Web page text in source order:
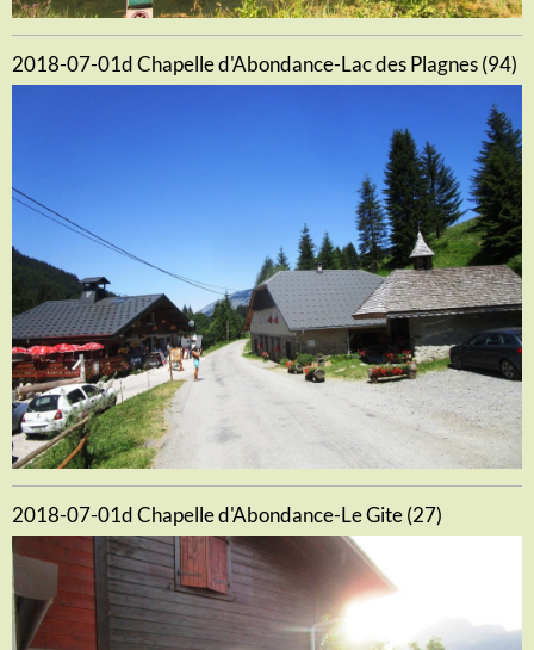
2018-07-01d Chapelle d'Abondance-Lac des Plagnes (94)
2018-07-01d Chapelle d'Abondance-Le Gite (27)